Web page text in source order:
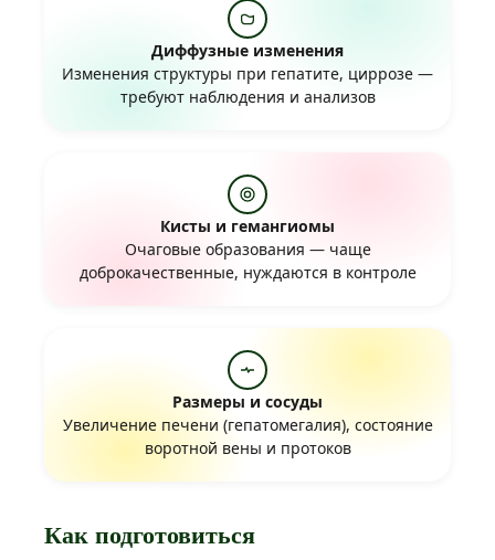
Диффузные изменения
Изменения структуры при гепатите, циррозе —
требуют наблюдения и анализов
Кисты и гемангиомы
Очаговые образования — чаще
доброкачественные, нуждаются в контроле
Размеры и сосуды
Увеличение печени (гепатомегалия), состояние
воротной вены и протоков
Как подготовиться